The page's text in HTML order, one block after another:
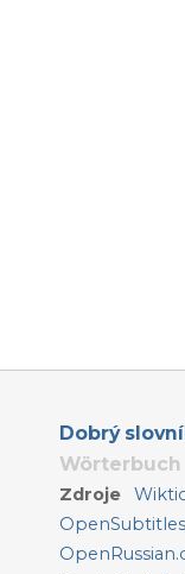
Dobrý
Wörterbuch
Zdroje